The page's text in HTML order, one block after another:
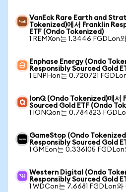
VanEck Rare Earth and
Tokenized)에서 Franklin
ETF (Ondo Tokenized)
1 REMXon는 1.3446 FGDLon
Enphase Energy (Ondo
Responsibly Sourced Gold
1 ENPHon는 0.720721
IonQ (Ondo Tokenized)에서
Sourced Gold ETF (Ondo
1 IONQon는 0.784823
GameStop (Ondo
Responsibly Sourced Gold
1 GMEon는 0.336105 FGDLon
Western Digital (Ondo
Responsibly Sourced Gold
1 WDCon는 7.6681 FGDLon와